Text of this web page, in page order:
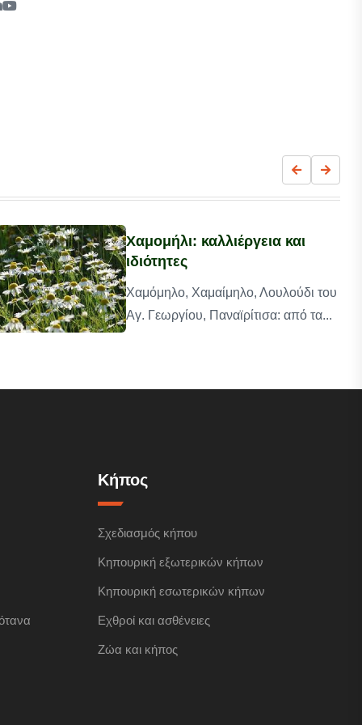
Χαμομήλι: καλλιέργεια και
ιδιότητες
Χαμόμηλο, Χαμαίμηλο, Λουλούδι του
Αγ. Γεωργίου, Παναϊρίτισα: από τα...
Κήπος
Σχεδιασμός κήπου
Κηπουρική εξωτερικών κήπων
Κηπουρική εσωτερικών κήπων
Εχθροί και ασθένειες
Ζώα και κήπος